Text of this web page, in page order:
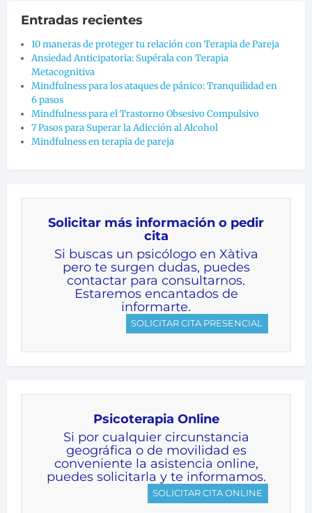
Entradas recientes
10 maneras de proteger tu relación con Terapia de Pareja
Ansiedad Anticipatoria: Supérala con Terapia
Metacognitiva
Mindfulness para los ataques de pánico: Tranquilidad en
6 pasos
Mindfulness para el Trastorno Obsesivo Compulsivo
7 Pasos para Superar la Adicción al Alcohol
Mindfulness en terapia de pareja
Solicitar más información o pedir
cita
Si buscas un psicólogo en Xàtiva
pero te surgen dudas, puedes
contactar para consultarnos.
Estaremos encantados de
informarte.
SOLICITAR CITA PRESENCIAL
Psicoterapia Online
Si por cualquier circunstancia
geográfica o de movilidad es
conveniente la asistencia online,
puedes solicitarla y te informamos.
SOLICITAR CITA ONLINE